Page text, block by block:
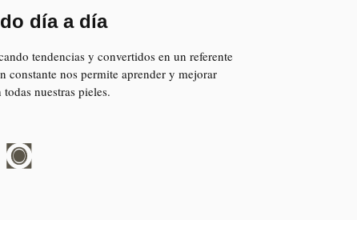
día a día
tendencias y convertidos en un referente
constante nos permite aprender y mejorar
nuestras pieles.